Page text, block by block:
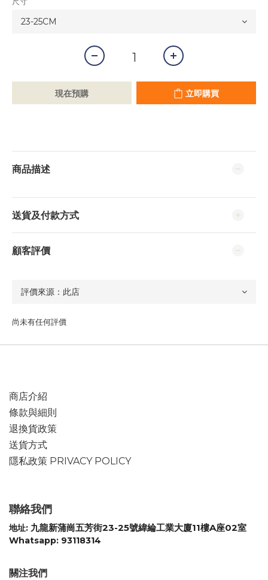
現在預購 立即購買
商品描述
送貨及付款方式
顧客評價
尚未有任何評價
商店介紹
條款與細則
退換貨政策
送貨方式
隱私政策 PRIVACY POLICY
聯絡我們
地址: 九龍新蒲崗五芳街23-25號緯綸工業大廈11樓A座02室
Whatsapp: 93118314
關注我們